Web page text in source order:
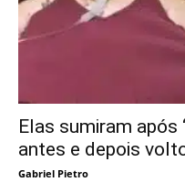
Elas sumiram após
antes e depois
Gabriel Pietro